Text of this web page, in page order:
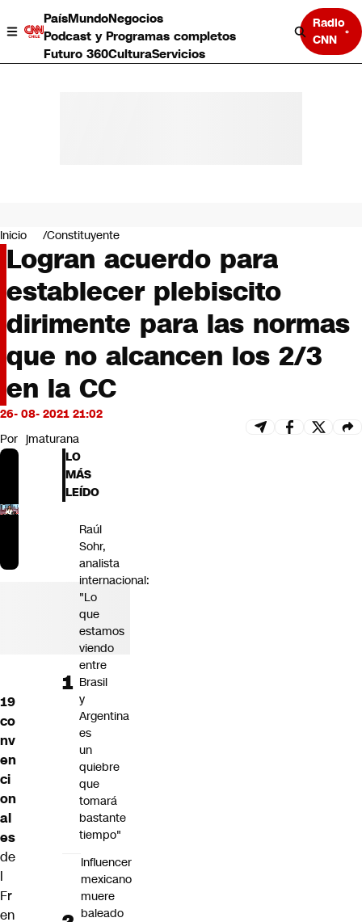
PaísMundoNegocios
Podcast y Programas completos
Futuro 360CulturaServicios
Radio
CNN
Negocios
Deportes
Programas completos
Cultura
Servicios
Bits
CNN tiempo
Futuro 360
Opinión
Inicio Constituyente
Logran acuerdo para
establecer plebiscito
dirimente para las normas
que no alcancen los 2/3
en la CC
26- 08- 2021 21:02
Por jmaturana
19
co
nv
en
ci
on
al
es
de
l
Fr
en
LO
MÁS
LEÍDO
Raúl
Sohr,
analista
internacional:
"Lo
que
estamos
viendo
entre
Brasil
y
Argentina
es
un
quiebre
que
tomará
bastante
tiempo"
Influencer
mexicano
muere
baleado